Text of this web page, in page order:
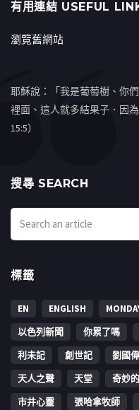
有用連結 USEFUL
瀏覽舊網站
耶穌說：「我是葡萄樹、你
裡面、這人就多結果子．因
15:5）
搜㝷 SEARCH
標籤
EN ENGLISH
以色列新聞
你累了嗎
利未記
創世記 劉國偉
天人之聲
天堂 奇妙
市井心靈
張哈拿牧師